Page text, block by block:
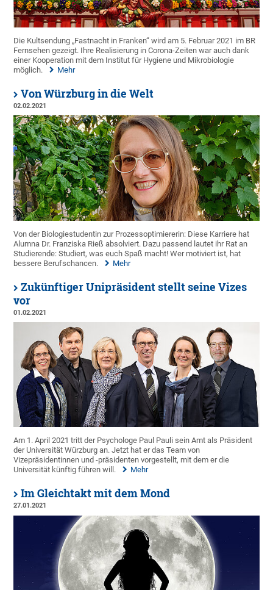
Die Kultsendung „Fastnacht in Franken“ wird am 5. Februar 2021 im BR
Fernsehen gezeigt. Ihre Realisierung in Corona-Zeiten war auch dank
einer Kooperation mit dem Institut für Hygiene und Mikrobiologie
möglich.
Mehr
Von Würzburg in die Welt
02.02.2021
Von der Biologiestudentin zur Prozessoptimiererin: Diese Karriere hat
Alumna Dr. Franziska Rieß absolviert. Dazu passend lautet ihr Rat an
Studierende: Studiert, was euch Spaß macht! Wer motiviert ist, hat
bessere Berufschancen.
Mehr
Zukünftiger Unipräsident stellt seine Vizes
vor
01.02.2021
Am 1. April 2021 tritt der Psychologe Paul Pauli sein Amt als Präsident
der Universität Würzburg an. Jetzt hat er das Team von
Vizepräsidentinnen und -präsidenten vorgestellt, mit dem er die
Universität künftig führen will.
Mehr
Im Gleichtakt mit dem Mond
27.01.2021